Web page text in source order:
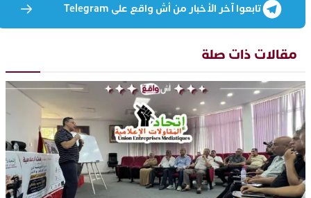
تابعوا آخر الأخبار من أش واقع على Telegram
مقالات ذات صلة